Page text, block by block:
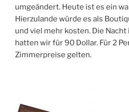
umgeändert. Heute ist es ein
Hierzulande würde es als
und viel mehr kosten. Die
hatten wir für 90 Dollar. Für 2
Zimmerpreise gelten.